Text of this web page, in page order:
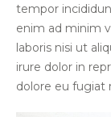
tempor
enim ad minim
laboris nisi ut
irure dolor in
dolore eu fugiat